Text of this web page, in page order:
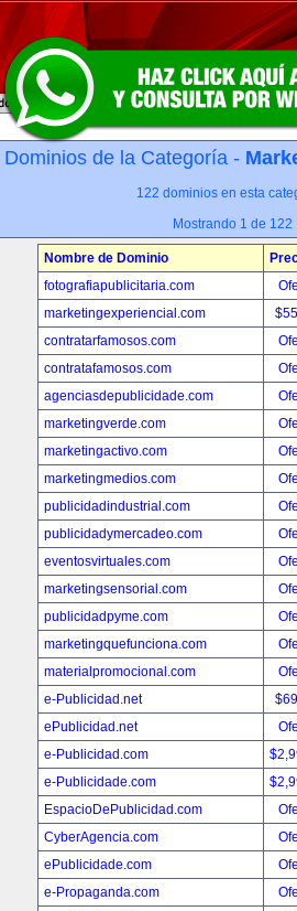
Dominios de la Categoría -
122 dominios en esta
Mostrando 1 de 122
Nombre de Dominio
fotografiapublicitaria.com
marketingexperiencial.com
contratarfamosos.com
contratafamosos.com
agenciasdepublicidade.com
marketingverde.com
marketingactivo.com
marketingmedios.com
publicidadindustrial.com
publicidadymercadeo.com
eventosvirtuales.com
marketingsensorial.com
publicidadpyme.com
marketingquefunciona.com
materialpromocional.com
e-Publicidad.net
ePublicidad.net
e-Publicidad.com
e-Publicidade.com
EspacioDePublicidad.com
CyberAgencia.com
ePublicidade.com
e-Propaganda.com